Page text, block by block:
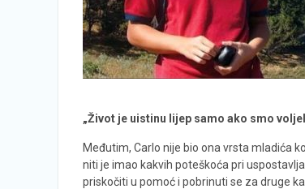
„Život je uistinu lijep samo ako smo
Međutim, Carlo nije bio ona vrsta mladića
niti je imao kakvih poteškoća pri
priskočiti u pomoć i pobrinuti se za druge